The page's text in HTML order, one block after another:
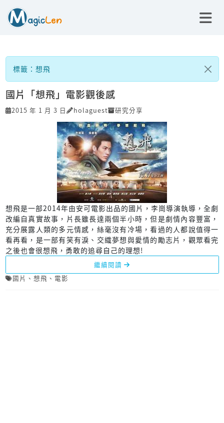
標籤：想飛
國片「想飛」電影觀後感
2015 年 1 月 3 日 holaguest 研究分享
想飛是一部2014年由安可電影出品的國片，李崗導演執導，全劇
改編自真實故事，片長雖長達兩個半小時，但是劇情內容豐富，
充分展露人類的多元情感，絲毫沒有冷場，看過的人都說值得一
看再看，是一部有笑有淚、交織夢想與愛情的勵志片，觀眾看完
之後也會很想飛，勇敢的追尋自己的理想!
繼續閱讀
國片 、 想飛 、 電影